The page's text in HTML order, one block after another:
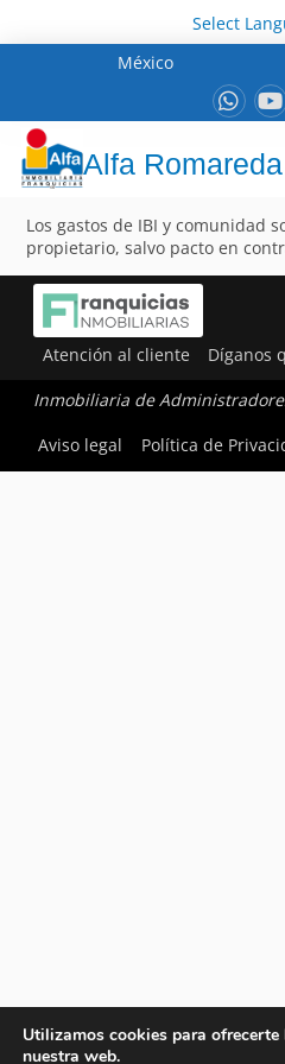
Select
México
Alfa Romareda
Los gastos de IBI y comunidad
propietario, salvo pacto en
Atención al cliente Díganos
Inmobiliaria de
Aviso legal
Política de
Utilizamos cookies para ofrecerte
nuestra web.